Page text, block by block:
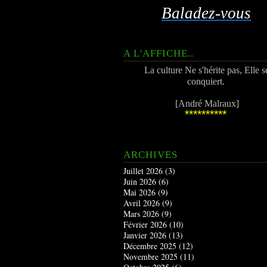
Baladez-vous
A L'AFFICHE..
La culture Ne s'hérite pas, Elle
conquiert.
[André Malraux]
**********
ARCHIVES
Juillet 2026 (3)
Juin 2026 (6)
Mai 2026 (9)
Avril 2026 (9)
Mars 2026 (9)
Février 2026 (10)
Janvier 2026 (13)
Décembre 2025 (12)
Novembre 2025 (11)